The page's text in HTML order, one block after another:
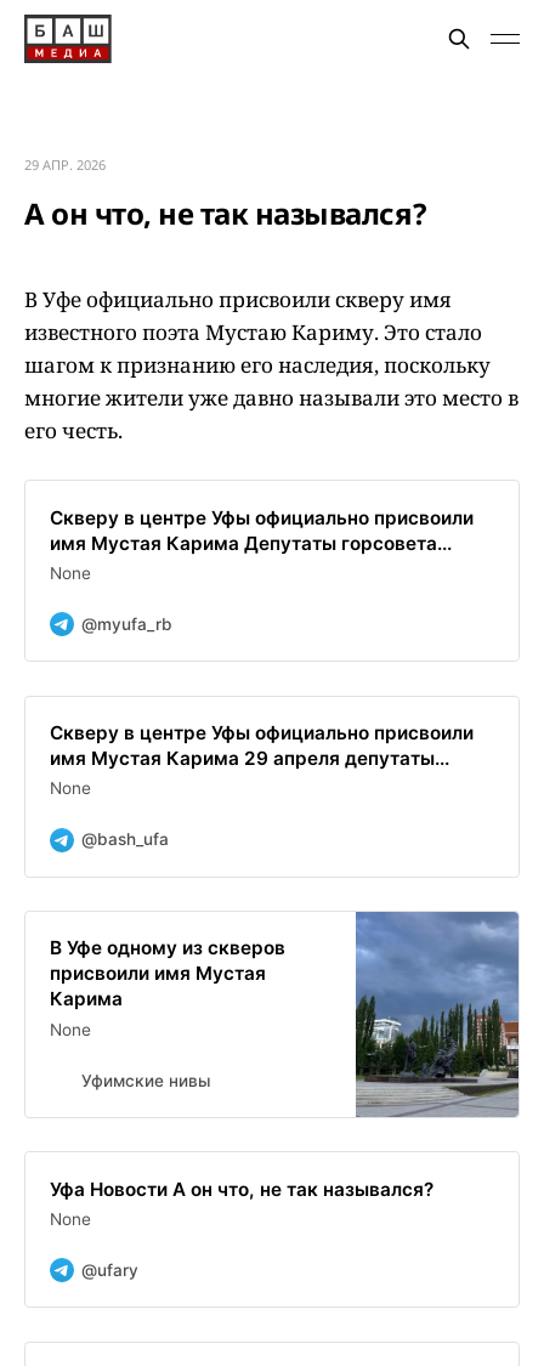
29 АПР. 2026
А он что, не так назывался?
В Уфе официально присвоили скверу имя
известного поэта Мустаю Кариму. Это стало
шагом к признанию его наследия, поскольку
многие жители уже давно называли это место в
его честь.
Скверу в центре Уфы официально присвоили
имя Мустая Карима Депутаты горсовета...
None
@myufa_rb
Скверу в центре Уфы официально присвоили
имя Мустая Карима 29 апреля депутаты...
None
@bash_ufa
В Уфе одному из скверов
присвоили имя Мустая
Карима
None
Уфимские нивы
Уфа Новости А он что, не так назывался?
None
@ufary